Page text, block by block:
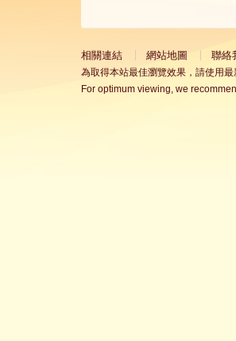
相關連結 網站地圖 聯絡
為取得本站最佳瀏覽效果，請使用
For optimum viewing, we